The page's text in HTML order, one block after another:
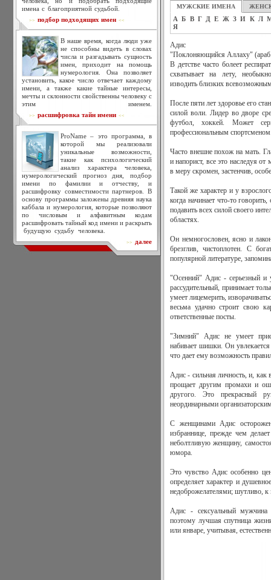
имена с благоприятной судьбой.
>> подбор подходящих имен <<
В наше время, когда люди уже
не способны видеть в словах
числа и разгадывать сущность
имен, приходит на помощь
нумерология. Она позволяет
установить, какое число отвечает каждому
имени, а также какие тайные интересы,
мечты и склонности свойственны человеку с
этим именем.
>> расшифровка тайн имени <<
ProName – это программа, в
которой мы реализовали
уникальные возможности,
такие как психологический
анализ характера человека,
нумерологический прогноз дня, подбор
имени по фамилии и отчеству, и
расшифровку совместимости партнеров. В
основу программы заложены древняя наука
каббала и нумерология, которые позволяют
по числовым и алфавитным кодам
расшифровать тайный код имени и раскрыть
будущую судьбу человека.
>> далее
МУЖСКИЕ ИМЕНА
А Б В Г Д Е Ж З И К Л
Я
Адис
"Поклоняющийся Аллаху"
В детстве часто болеет
схватывает на лету,
изводить близких
После пяти лет здоровье его
силой воли. Лидер во дворе
футбол, хоккей. Может
профессиональным
Часто внешне похож на мать.
и напорист, все это наследуя
в меру скромен, застенчив,
Такой же характер и у
когда начинает что-то
подавить всех силой своего
областях.
Он немногословен, ясно и
брезглив, чистоплотен. С
популярной литературе,
"Осенний" Адис - серьезный и
рассудительный, принимает
умеет лицемерить,
весьма удачно строит свою
ответственные посты.
"Зимний" Адис не умеет
набивает шишки. Он увлекается
что дает ему возможность
Адис - сильная личность, и,
прощает другим промахи и
другого. Это прекрасный
неординарными
С женщинами Адис
избраннице, прежде чем
неболтливую женщину,
юмора.
Это чувство Адис особенно
определяет характер и
недоброжелателями; шутливо, к
Адис - сексуальный
поэтому лучшая спутница
или январе, учитывая,